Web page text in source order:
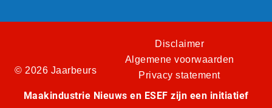
© 2026 Jaarbeurs
Disclaimer
Algemene voorwaarden
Privacy statement
Maakindustrie Nieuws en ESEF zijn een initiatief